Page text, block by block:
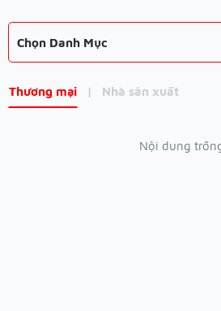
Chọn Danh Mục
Thương mại | Nhà sản xuất
Nội dung